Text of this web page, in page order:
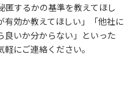
匿するかの基準を教えてほし
有効か教えてほしい」「他社に
良いか分からない」といった
にご連絡ください。